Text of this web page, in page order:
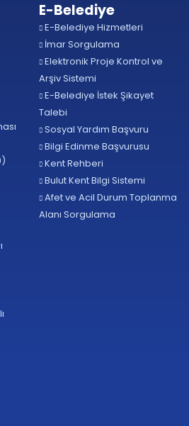
E-Belediye
E-Belediye Hizmetleri
İmar Sorgulama
Elektronik Proje Kontrol ve
Arşiv Sistemi
E-Belediye İstek Şikayet
Talebi
Sosyal Yardım Başvuru
Bilgi Edinme Başvurusu
Kent Rehberi
Bulut Kent Bilgi Sistemi
Afet ve Acil Durum Toplanma
Alanı Sorgulama